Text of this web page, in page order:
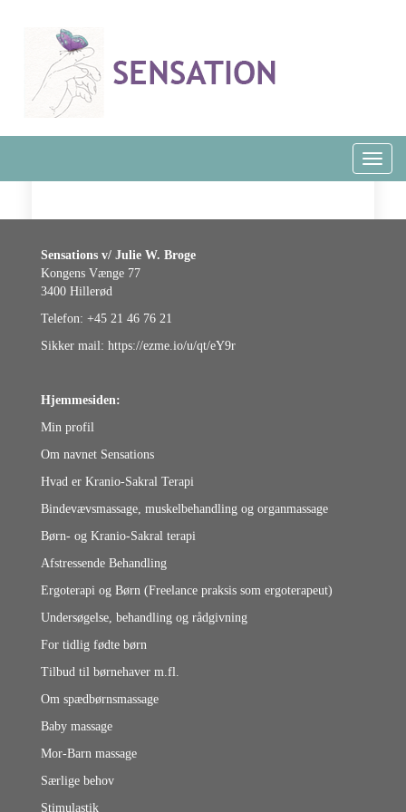
Toggle
Sensations v/ Julie W. Broge
Kongens Vænge 77
3400 Hillerød
Telefon: +45 21 46 76 21
Sikker mail: https://ezme.io/u/qt/eY9r
Hjemmesiden:
Min profil
Om navnet Sensations
Hvad er Kranio-Sakral Terapi
Bindevævsmassage, muskelbehandling og organmassage
Børn- og Kranio-Sakral terapi
Afstressende Behandling
Ergoterapi og Børn (Freelance praksis som ergoterapeut)
Undersøgelse, behandling og rådgivning
For tidlig fødte børn
Tilbud til børnehaver m.fl.
Om spædbørnsmassage
Baby massage
Mor-Barn massage
Særlige behov
Stimulastik